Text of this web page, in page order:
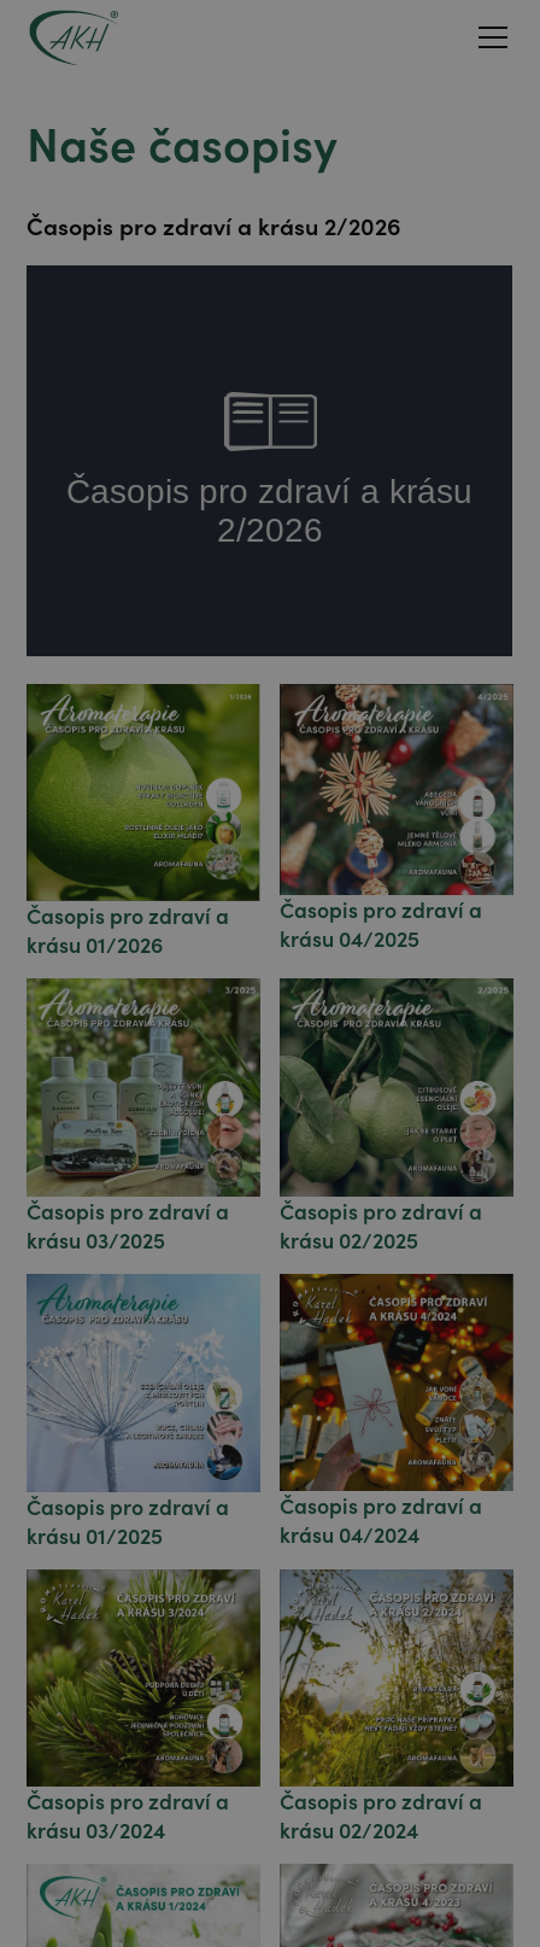
Naše časopisy
Časopis pro zdraví a krásu 2/2026
Časopis pro zdraví a
krásu 01/2026
Časopis pro zdraví a
krásu 04/2025
Časopis pro zdraví a
krásu 03/2025
Časopis pro zdraví a
krásu 02/2025
Časopis pro zdraví a
krásu 01/2025
Časopis pro zdraví a
krásu 04/2024
Časopis pro zdraví a
krásu 03/2024
Časopis pro zdraví a
krásu 02/2024